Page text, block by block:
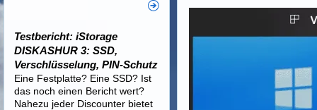
Testbericht: iStorage
DISKASHUR 3: SSD,
Verschlüsselung, PIN-Schutz
Eine Festplatte? Eine SSD? Ist
das noch einen Bericht wert?
Nahezu jeder Discounter bietet